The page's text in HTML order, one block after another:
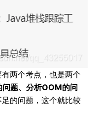
两个考点，也是两个
题、分析OOM的问
的问题，这个就比较